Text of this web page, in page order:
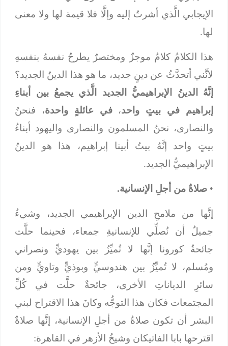
الإيجابي الَّذي أشرتُ إليه وإلَّا فلا قيمة لها ولا معنى
لها.
هذا الكلامُ كلامٌ موجزٌ ومختصرٌ يطرحُ نفسهُ بنفسهِ
لأنَّني أتحدَّثُ عن دينٍ جديد، ما هو هذا الدينُ الجديد؟
إنَّهُ الدينُ الإبراهيميُّ الجديد
الَّذي يجمعُ بين أبناءِ
إبراهيم في بيتٍ واحد، في عائلةٍ واحدة، فنحنُ
والنصارى، نحنُ المسلمون والنصارى واليهود أبناءُ
بيتٍ واحد إنَّهُ بيتُ أبينا إبراهيم، هذا هو الدينُ
الإبراهيميُّ الجديد.
•صلاةٌ من أجلِ الإنسانية.
إنَّها من ملامحِ الدين الإبراهيمي الجديد، وشيءٌ
جميلٌ أن نُصلِّي للإنسانيةِ جمعاء، فحينما حلَّت
جائحةُ كورونا إنَّها لا تُميِّزُ بين يهوديٍّ ونصراني
ومُسلم، لا تُميِّزُ بين هندوسيٍّ وبوذيٍّ وتاويٍّ ومن
سائرِ الدياناتِ الأخرى، جائحةٌ حلَّت في كُلِّ
المجتمعات فكان هذا التوجُّه وكانَ هذا الاقتراح لبني
البشر أن تكون صلاةٌ من أجلِ الإنسانية، إنَّها صلاةٌ
اقترحها بابا الفاتيكان وشيخُ الأزهر في القاهرة: